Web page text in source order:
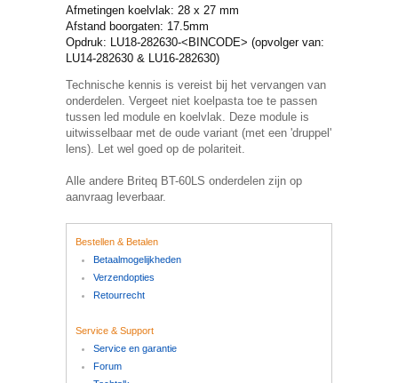
Afmetingen koelvlak: 28 x 27 mm
Afstand boorgaten: 17.5mm
Opdruk: LU18-282630-<BINCODE> (opvolger van:
LU14-282630 & LU16-282630)
Technische kennis is vereist bij het vervangen van
onderdelen. Vergeet niet koelpasta toe te passen
tussen led module en koelvlak. Deze module is
uitwisselbaar met de oude variant (met een 'druppel'
lens). Let wel goed op de polariteit.
Alle andere Briteq BT-60LS onderdelen zijn op
aanvraag leverbaar.
Bestellen & Betalen
Betaalmogelijkheden
Verzendopties
Retourrecht
Service & Support
Service en garantie
Forum